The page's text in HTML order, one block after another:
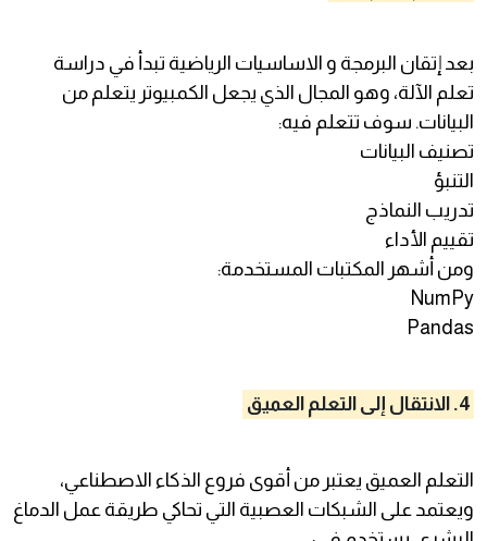
بعد إتقان البرمجة و الاساسيات الرياضية تبدأ في دراسة
تعلم الآلة، وهو المجال الذي يجعل الكمبيوتر يتعلم من
البيانات. سوف تتعلم فيه:
تصنيف البيانات
التنبؤ
تدريب النماذج
تقييم الأداء
ومن أشهر المكتبات المستخدمة:
NumPy
Pandas
4. الانتقال إلى التعلم العميق
التعلم العميق يعتبر من أقوى فروع الذكاء الاصطناعي،
ويعتمد على الشبكات العصبية التي تحاكي طريقة عمل الدماغ